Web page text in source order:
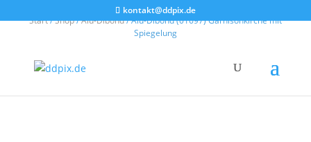
kontakt@ddpix.de
Start/Shop/Alu-Dibond/ Alu-Dibond (01697) Garnisonkirche mit
Spiegelung